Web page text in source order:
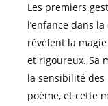
Les premiers
l’enfance dans
révèlent la
et rigoureux. Sa
la sensibilité
poème, et cette